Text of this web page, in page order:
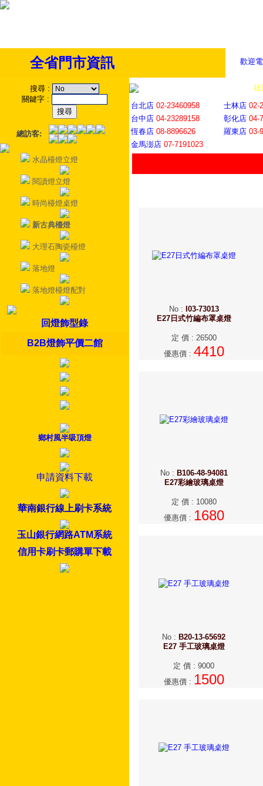
歡迎
全省門市資訊
搜尋 :
關鍵字 :
總訪客:
水晶檯燈立燈
閱讀燈立燈
時尚檯燈桌燈
新古典檯燈
大理石陶瓷檯燈
落地燈
落地燈檯燈配對
回燈飾型錄
B2B燈飾平價二館
鄉村風半吸頂燈
申請資料下載
華南銀行線上刷卡系統
玉山銀行網路ATM系統
信用卡刷卡郵購單下載
社
台北店 02-23460958 士林店 02-
台中店 04-23289158 彰化店 04-
恆春店 08-8896626 羅東店 03-
金馬澎店 07-7191023
No: I03-73013
E27日式竹編布罩桌燈
定 價: 26500
優惠價: 4410
No: B106-48-94081
E27彩繪玻璃桌燈
定 價: 10080
優惠價: 1680
No : B20-13-65692
E27 手工玻璃桌燈
定 價 : 9000
優惠價: 1500